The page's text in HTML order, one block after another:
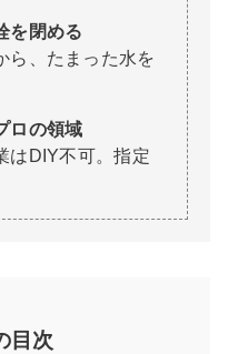
を閉める
ら、たまった水を
ロの領域
はDIY不可。指定
目次